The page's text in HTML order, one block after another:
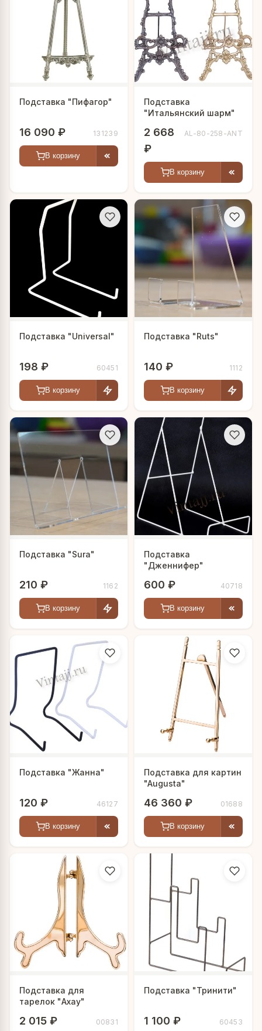
Подставка "Пифагор"
16 090 ₽ 131239
В корзину
Подставка
"Итальянский шарм"
2 668
₽
AL-80-258-ANT
В корзину
Подставка "Universal"
198 ₽ 60451
В корзину
Подставка "Ruts"
140 ₽ 1112
В корзину
Подставка "Sura"
210 ₽ 1162
В корзину
Подставка
"Дженнифер"
600 ₽ 40718
В корзину
Подставка "Жанна"
120 ₽ 46127
В корзину
Подставка для картин
"Augusta"
46 360 ₽ 01688
В корзину
Подставка для
тарелок "Ахау"
2 015 ₽ 00831
Подставка "Тринити"
1 100 ₽ 60453